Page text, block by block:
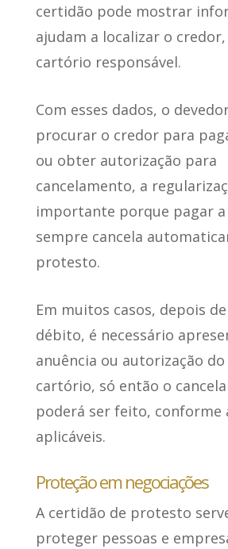
certidão pode mostrar
ajudam a localizar o
cartório responsável.
Com esses dados, o
procurar o credor para
ou obter autorização para
cancelamento, a
importante porque pagar a
sempre cancela
protesto.
Em muitos casos, depois
débito, é necessário
anuência ou autorização
cartório, só então o
poderá ser feito, conforme
aplicáveis.
Proteção em negociações
A certidão de protesto
proteger pessoas e